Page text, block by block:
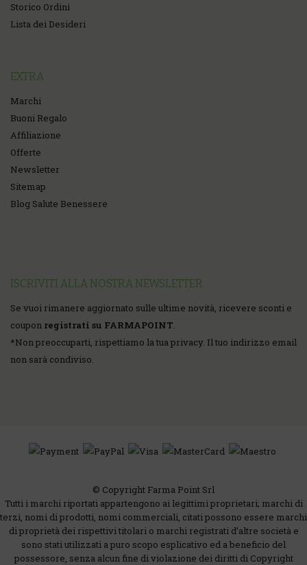
Storico Ordini
Lista dei Desideri
EXTRA
Marchi
Buoni Regalo
Affiliazione
Offerte
Newsletter
Sitemap
Blog Salute Benessere
ISCRIVITI ALLA NOSTRA NEWSLETTER
Se vuoi rimanere aggiornato sulle ultime novità, ricevere sconti e
coupon registrati su FARMAPOINT.
*Non preoccuparti, rispettiamo la tua privacy. Il tuo indirizzo email
non sarà condiviso.
© Copyright Farma Point Srl
Tutti i marchi riportati appartengono ai legittimi proprietari; marchi di
terzi, nomi di prodotti, nomi commerciali, citati possono essere marchi
di proprietà dei rispettivi titolari o marchi registrati d’altre società e
sono stati utilizzati a puro scopo esplicativo ed a beneficio del
possessore, senza alcun fine di violazione dei diritti di Copyright